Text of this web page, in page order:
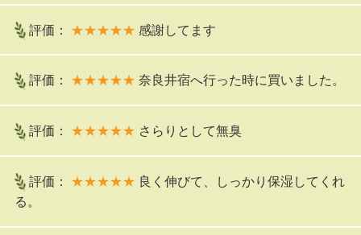
評価： ★★★★★ 感謝してます
評価： ★★★★★ 奈良井宿へ行った時に買いました。
評価： ★★★★★ さらりとして無臭
評価： ★★★★★ 良く伸びて、しっかり保湿してくれ
る。